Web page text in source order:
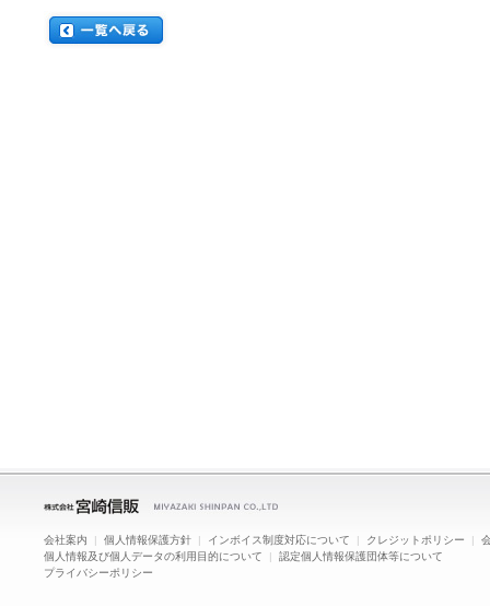
会社案内 | 個人情報保護方針 | インボイス制度対応について | クレジットポリシー |
個人情報及び個人データの利用目的について | 認定個人情報保護団体等について
プライバシーポリシー